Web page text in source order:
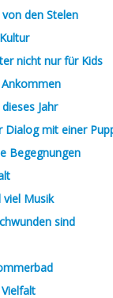
den Stelen
nicht nur für Kids
Jahr
Dialog mit einer
Begegnungen
viel Musik
sind